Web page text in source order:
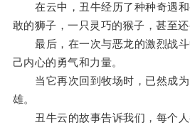
在云中，丑牛经历了种种奇遇和
敢的狮子，一只灵巧的猴子，甚至还
最后，在一次与恶龙的激烈战斗
己内心的勇气和力量。
当它再次回到牧场时，已然成为
雄。
丑牛云的故事告诉我们，每个人